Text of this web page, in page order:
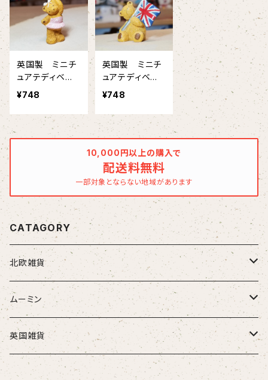
英国製 ミニチ
ュアテディベ
ア 3センチのキ
いろいろな人生
背負っています
¥748
英国製 ミニチ
ュアテディベ
ア 3センチのキ
いろいろな人生
背負っています
¥748
10,000円以上の購入で
配送料無料
一部対象とならない地域があります
CATAGORY
北欧雑貨
トムテ
トロール
陶器
ムーミン
アラビアマグカップ
アラビアピッチャー
英国雑貨
ミニミニテディベア